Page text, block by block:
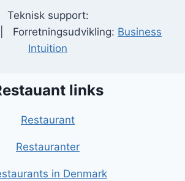
Teknisk support:
Forretningsudvikling: Business
Intuition
links
Restaurant
Restauranter
in Denmark